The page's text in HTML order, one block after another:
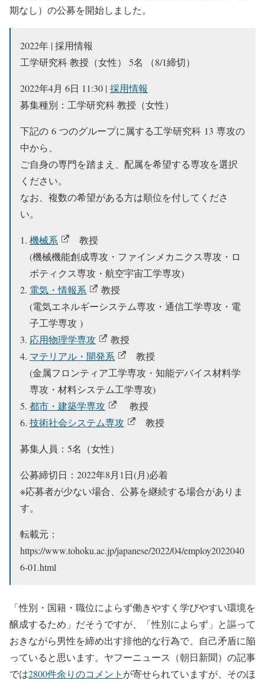
期なし）の公募を開始しました。
2022年 | 採用情報
工学研究科 教授（女性） 5名 （8/1締切）
2022年4月 6日 11:30 | 採用情報
募集種別：工学研究科 教授（女性）
下記の 6 つのグループに属する⼯学研究科 13 専攻の
中から、
ご⾃⾝の専⾨を踏まえ、 配属を希望する専攻を選択
ください。
なお、複数の希望がある⽅は順位を付してくださ
い。
機械系
教授
(機械機能創成専攻・ファインメカニクス専攻・ロ
ボティクス専攻・航空宇宙⼯学専攻)
電気・情報系
教授
(電気エネルギーシステム専攻・通信⼯学専攻・電
⼦⼯学専攻 )
応用物理学専攻
教授
マテリアル・開発系
教授
(⾦属フロンティア⼯学専攻・知能デバイス材料学
専攻・材料システム⼯学専攻)
都市・建築学専攻
教授
技術社会システム専攻
教授
募集人員：5名（女性）
公募締切日：2022年8月1日(月)必着
※応募者が少ない場合、公募を継続する場合がありま
す。
転載元：
https://www.tohoku.ac.jp/japanese/2022/04/employ2022040
6-01.html
「性別・国籍・職位によらず働きやすく学びやすい環境を
醸成するため」だそうですが、「性別によらず」と謳って
おきながら男性を締め出す排他的な行為で、自己矛盾に陥
っていると思います。ヤフーニュース（朝日新聞）の記事
では2800件余りのコメント が寄せられていますが、そのほ